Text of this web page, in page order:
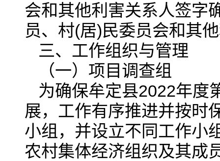
会和其他利害关系人签字
员、村(居)民委员会和其
三、工作组织与管理
（一）项目调查组
为确保牟定县2022年度
展，工作有序推进并按时
小组，并设立不同工作小
农村集体经济组织及其成